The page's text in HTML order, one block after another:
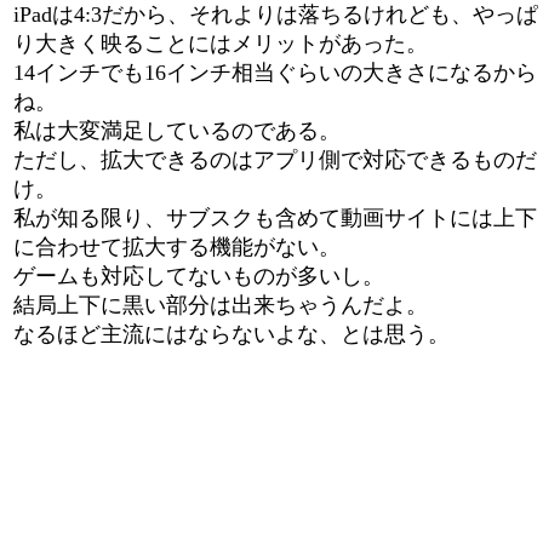
iPadは4:3だから、それよりは落ちるけれども、やっぱ
り大きく映ることにはメリットがあった。
14インチでも16インチ相当ぐらいの大きさになるから
ね。
私は大変満足しているのである。
ただし、拡大できるのはアプリ側で対応できるものだ
け。
私が知る限り、サブスクも含めて動画サイトには上下
に合わせて拡大する機能がない。
ゲームも対応してないものが多いし。
結局上下に黒い部分は出来ちゃうんだよ。
なるほど主流にはならないよな、とは思う。